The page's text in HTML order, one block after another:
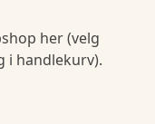
her (velg
i handlekurv).